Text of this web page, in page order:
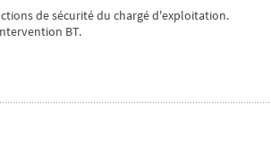
de sécurité du chargé d'exploitation.
BT.